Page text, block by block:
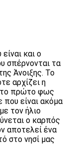
και ο
σπέρνονται τα
Άνοιξης. Το
αρχίζει η
το πρώτο φως
που είναι ακόμα
τον ήλιο
ο καρπός
αποτελεί ένα
στο νησί μας